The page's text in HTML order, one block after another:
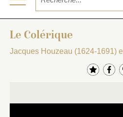
Le Colérique
Jacques Houzeau (1624-1691)